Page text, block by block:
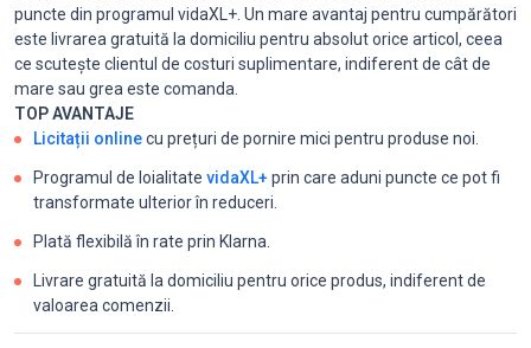
puncte din programul vidaXL+. Un mare avantaj pentru cumpărători
este livrarea gratuită la domiciliu pentru absolut orice articol, ceea
ce scutește clientul de costuri suplimentare, indiferent de cât de
mare sau grea este comanda.
TOP AVANTAJE
Licitații onlinecu prețuri de pornire mici pentru produse noi.
Programul de loialitate vidaXL+ prin care aduni puncte ce pot fi
transformate ulterior în reduceri.
Plată flexibilă în rate prin Klarna.
Livrare gratuită la domiciliu pentru orice produs, indiferent de
valoarea comenzii.